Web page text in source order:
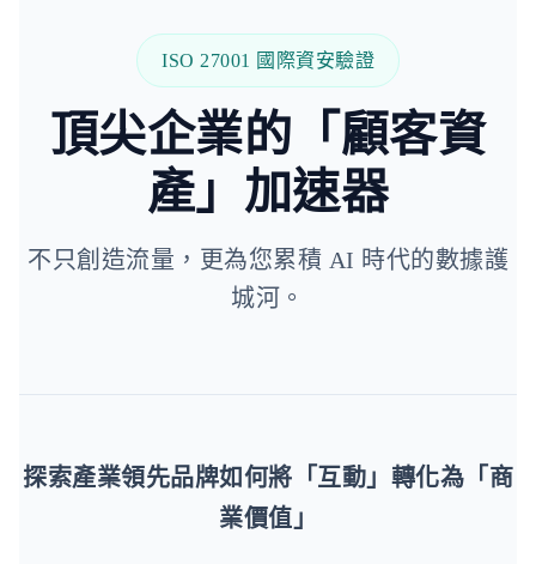
ISO 27001 國際資安驗證
頂尖企業的「顧客資
產」加速器
不只創造流量，更為您累積 AI 時代的數據護
城河。
探索產業領先品牌如何將「互動」轉化為「商
業價值」